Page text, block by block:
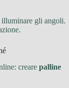
illuminare gli angoli.
creare palline